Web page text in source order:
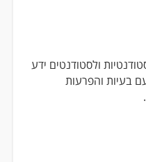
ולסטודנטים ידע
בעיות והפרעות